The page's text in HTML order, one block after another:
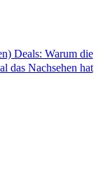
Deals: Warum die
das Nachsehen hat